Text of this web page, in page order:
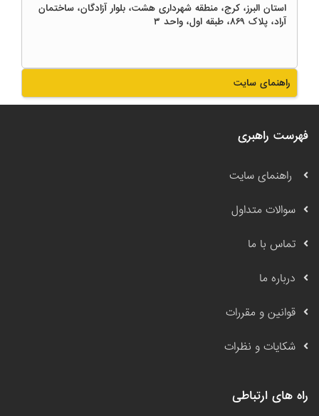
استان البرز، کرج، منطقه شهرداری هشت، بلوار آزادگان، ساختمان
آراد، پلاک ۸۶۹، طبقه اول، واحد ۳
راهنمای سایت
فهرست راهبری
راهنمای سایت
سوالات متداول
تماس با ما
درباره ما
قوانین و مقررات
شکایات و نظرات
راه های ارتباطی